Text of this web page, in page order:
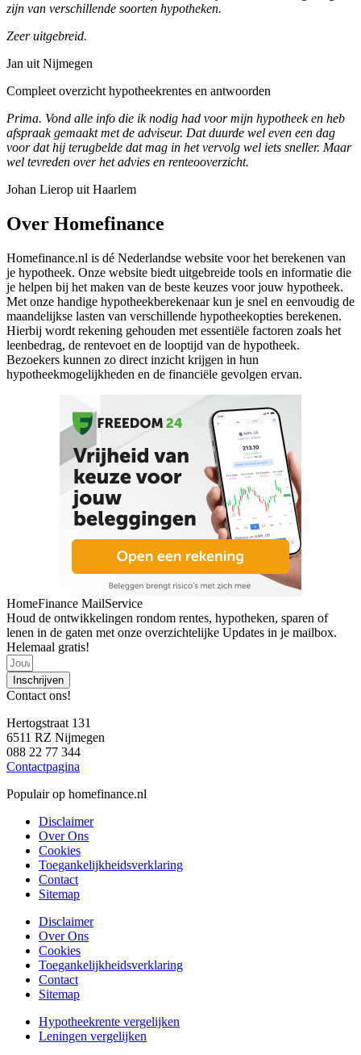
zijn van verschillende soorten hypotheken.
Zeer uitgebreid.
Jan uit Nijmegen
Compleet overzicht hypotheekrentes en antwoorden
Prima. Vond alle info die ik nodig had voor mijn hypotheek en heb
afspraak gemaakt met de adviseur. Dat duurde wel even een dag
voor dat hij terugbelde dat mag in het vervolg wel iets sneller. Maar
wel tevreden over het advies en renteooverzicht.
Johan Lierop uit Haarlem
Over Homefinance
Homefinance.nl is dé Nederlandse website voor het berekenen van
je hypotheek. Onze website biedt uitgebreide tools en informatie die
je helpen bij het maken van de beste keuzes voor jouw hypotheek.
Met onze handige hypotheekberekenaar kun je snel en eenvoudig de
maandelijkse lasten van verschillende hypotheekopties berekenen.
Hierbij wordt rekening gehouden met essentiële factoren zoals het
leenbedrag, de rentevoet en de looptijd van de hypotheek.
Bezoekers kunnen zo direct inzicht krijgen in hun
hypotheekmogelijkheden en de financiële gevolgen ervan.
HomeFinance MailService
Houd de ontwikkelingen rondom rentes, hypotheken, sparen of
lenen in de gaten met onze overzichtelijke Updates in je mailbox.
Helemaal gratis!
Inschrijven
Contact ons!
Hertogstraat 131
6511 RZ Nijmegen
088 22 77 344
Contactpagina
Populair op homefinance.nl
Disclaimer
Over Ons
Cookies
Toegankelijkheidsverklaring
Contact
Sitemap
Disclaimer
Over Ons
Cookies
Toegankelijkheidsverklaring
Contact
Sitemap
Hypotheekrente vergelijken
Leningen vergelijken